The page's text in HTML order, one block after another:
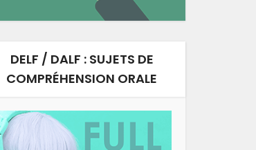
DELF / DALF : SUJETS DE
COMPRÉHENSION ORALE